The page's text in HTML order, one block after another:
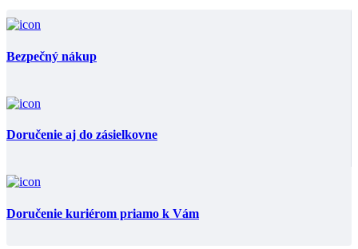
Bezpečný nákup
Doručenie aj do zásielkovne
Doručenie kuriérom priamo k Vám